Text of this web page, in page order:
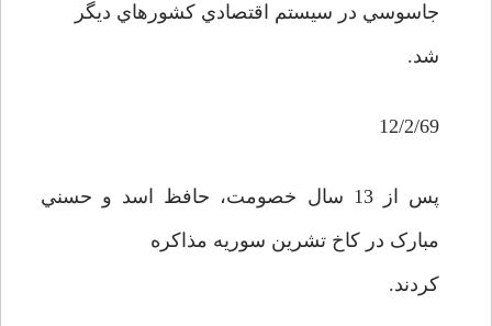
جاسوسي در سيستم اقتصادي کشورهاي ديگر
شد.
12/2/69
پس از 13 سال خصومت، حافظ اسد و حسني
مبارک در کاخ تشرين سوريه مذاکره
کردند.